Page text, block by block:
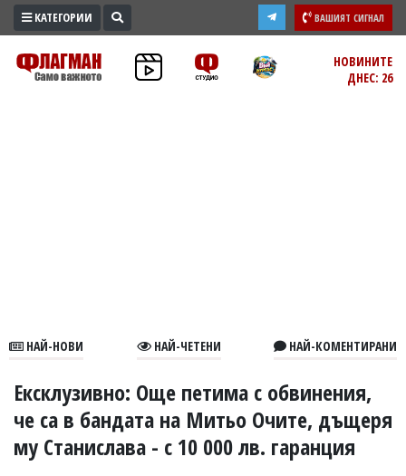
ПРОМО
ЗОНА
В
УКРАЙНА
СПОРТ
РАЗСЛЕДВАНЕ
КАТЕГОРИИ ВАШИЯТ СИГНАЛ
НОВИНИТЕ
ДНЕС: 26
НАЙ-НОВИ НАЙ-ЧЕТЕНИ НАЙ-КОМЕНТИРАНИ
Ексклузивно: Още петима с обвинения,
че са в бандата на Митьо Очите, дъщеря
му Станислава - с 10 000 лв. гаранция